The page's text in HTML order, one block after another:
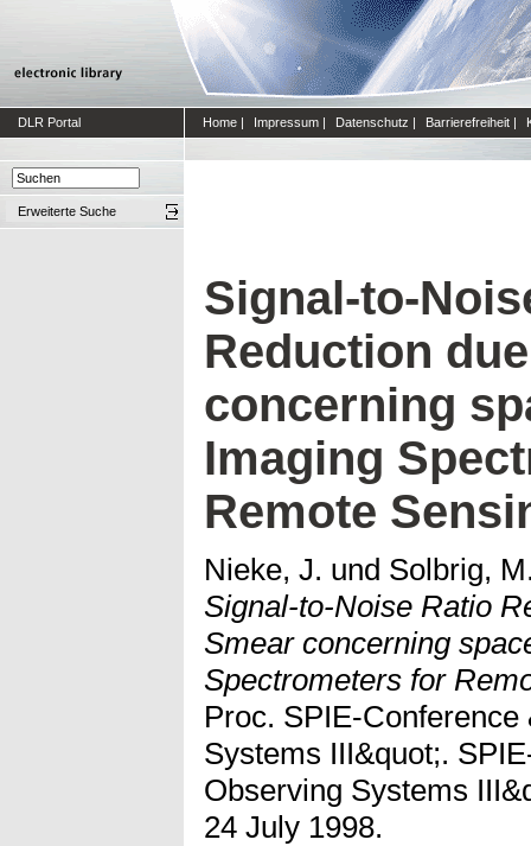
DLR Portal Home | Impressum | Datenschutz | Barrierefreiheit |
Erweiterte Suche
Signal-to-
Reduction
concerning
Imaging
Remote
Nieke, J. und Solbrig,
Signal-to-Noise Ratio
Smear concerning
Spectrometers for
Proc. SPIE-
Systems III&quot;.
Observing Systems
24 July 1998.